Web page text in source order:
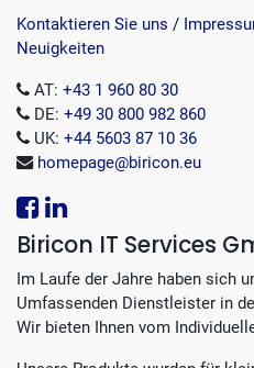
Kontaktieren Sie uns /
Neuigkeiten
AT: +43 1 960 80 30
DE: +49 30 800 982 860
UK: +44 5603 87 10 36
homepage@biricon.eu
Biricon IT Services
Im Laufe der Jahre haben sich
Umfassenden Dienstleister in
Wir bieten Ihnen vom